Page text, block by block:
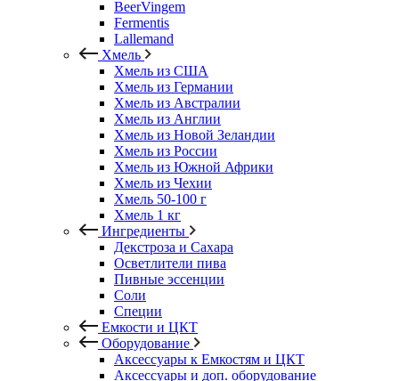
BeerVingem
Fermentis
Lallemand
Хмель
Хмель из США
Хмель из Германии
Хмель из Австралии
Хмель из Англии
Хмель из Новой Зеландии
Хмель из России
Хмель из Южной Африки
Хмель из Чехии
Хмель 50-100 г
Хмель 1 кг
Ингредиенты
Декстроза и Сахара
Осветлители пива
Пивные эссенции
Соли
Специи
Емкости и ЦКТ
Оборудование
Аксессуары к Емкостям и ЦКТ
Аксессуары и доп. оборудование